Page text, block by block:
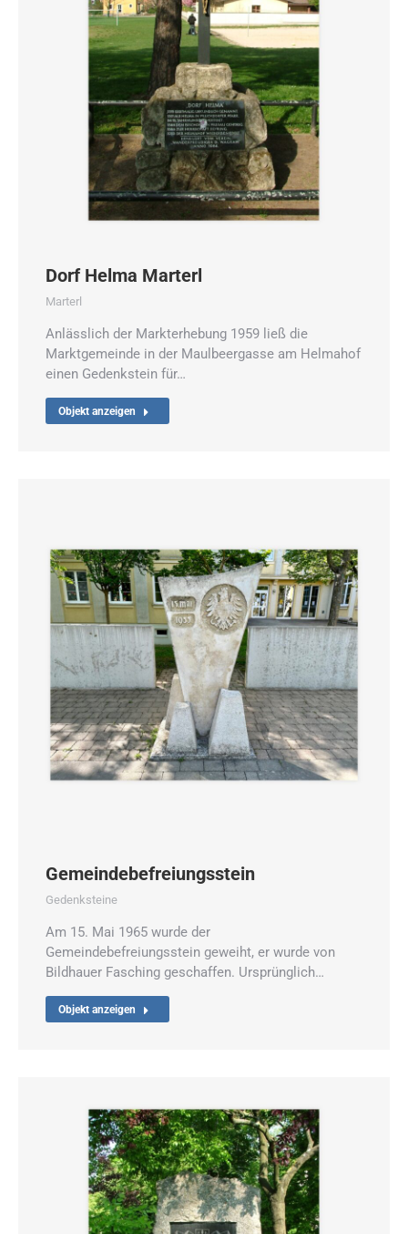
Dorf Helma Marterl
Marterl
Anlässlich der Markterhebung 1959 ließ die
Marktgemeinde in der Maulbeergasse am Helmahof
einen Gedenkstein für…
Objekt anzeigen
Gemeindebefreiungsstein
Gedenksteine
Am 15. Mai 1965 wurde der
Gemeindebefreiungsstein geweiht, er wurde von
Bildhauer Fasching geschaffen. Ursprünglich…
Objekt anzeigen